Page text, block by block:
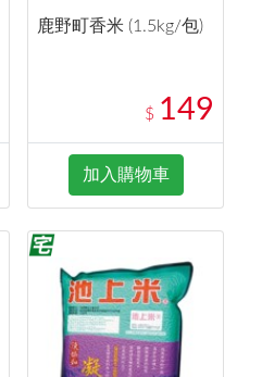
鹿野町香米 (1.5kg/包)
$ 149
加入購物車